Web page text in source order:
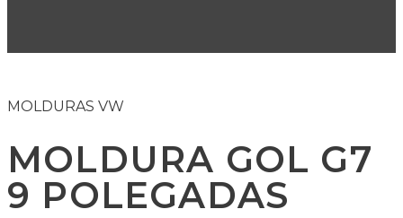
MOLDURAS VW
MOLDURA GOL G7
9 POLEGADAS